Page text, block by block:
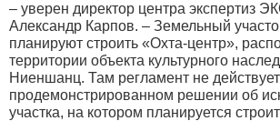
– уверен директор центра экспертиз
Александр Карпов. – Земельный
планируют строить «Охта-центр»,
территории объекта культурного
Ниеншанц. Там регламент не
продемонстрированном решении об
участка, на котором планируется